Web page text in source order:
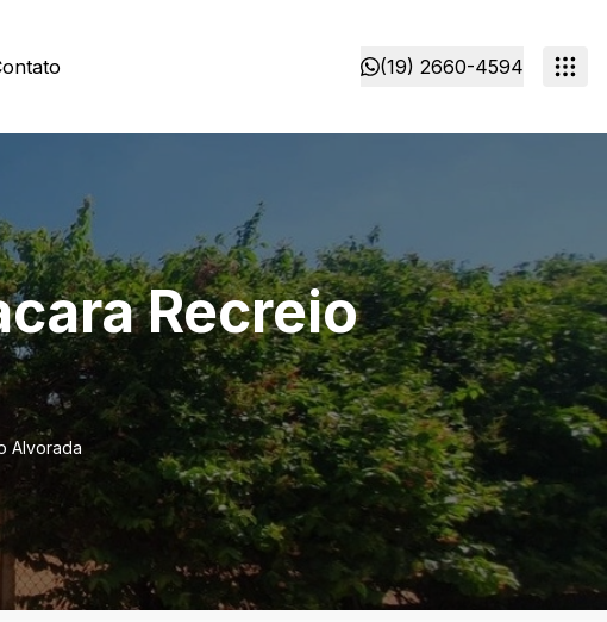
(19) 2660-4594
Recreio
Alvorada